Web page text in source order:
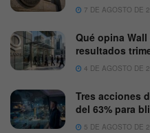
7 DE AGOSTO DE
Qué opina
resultados
4 DE AGOSTO DE
Tres acciones
del 63% para
5 DE AGOSTO DE